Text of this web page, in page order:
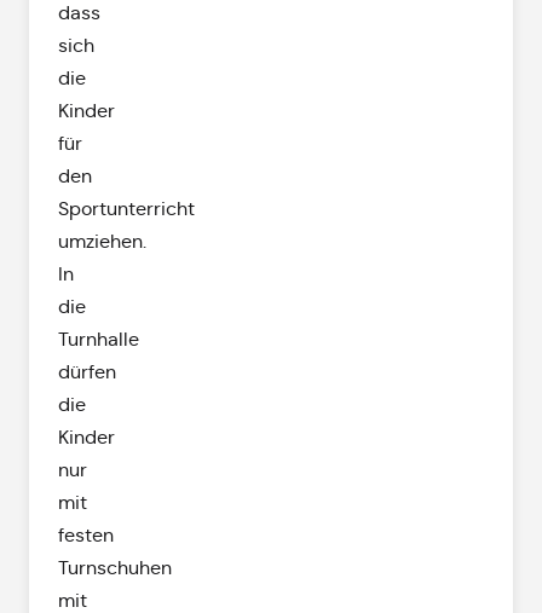
dass
sich
die
Kinder
für
den
Sportunterricht
umziehen.
In
die
Turnhalle
dürfen
die
Kinder
nur
mit
festen
Turnschuhen
mit